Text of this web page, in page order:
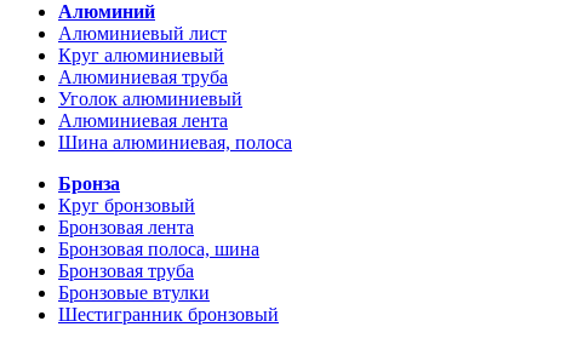
Алюминий
Алюминиевый лист
Круг алюминиевый
Алюминиевая труба
Уголок алюминиевый
Алюминиевая лента
Шина алюминиевая, полоса
Бронза
Круг бронзовый
Бронзовая лента
Бронзовая полоса, шина
Бронзовая труба
Бронзовые втулки
Шестигранник бронзовый